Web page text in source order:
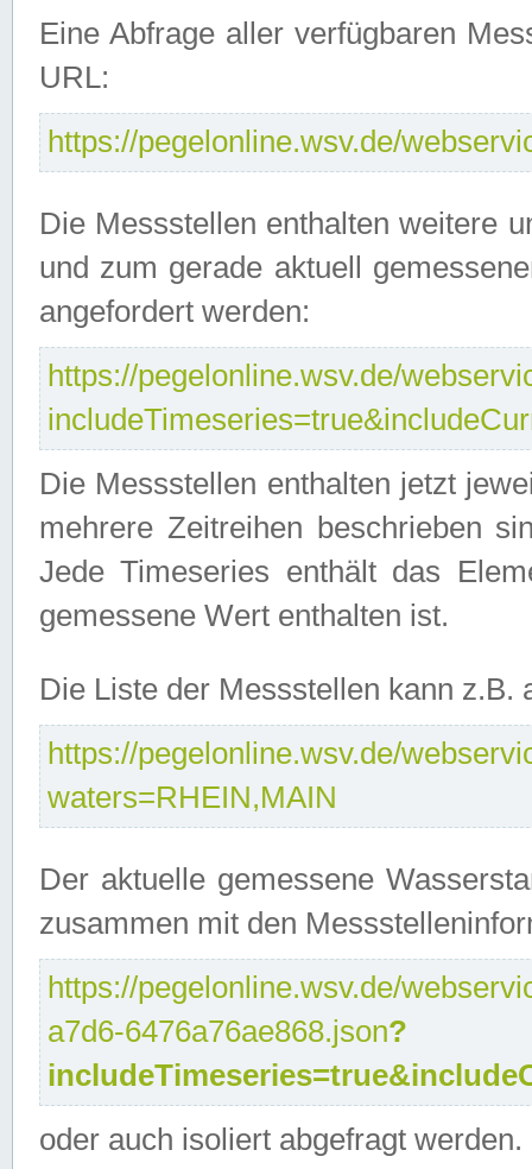
Eine Abfrage aller verfügbaren
URL:
https://pegelonline.wsv.de/
Die Messstellen enthalten weitere
und zum gerade aktuell
angefordert werden:
https://pegelonline.wsv.de/
Die Messstellen enthalten jetzt
mehrere Zeitreihen beschrieben
Jede Timeseries enthält das
gemessene Wert enthalten ist.
Die Liste der Messstellen kann
https://pegelonline.wsv.de/
waters=RHEIN,MAIN
Der aktuelle gemessene
zusammen mit den
https://pegelonline.wsv.de/
a7d6-6476a76ae868.json?
oder auch isoliert abgefragt werden.